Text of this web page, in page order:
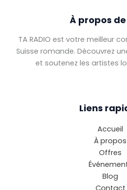
À propos
TA RADIO est votre meilleur
Suisse romande. Découvrez
et soutenez les artistes
Liens
Accueil
À propos
Offres
Blog